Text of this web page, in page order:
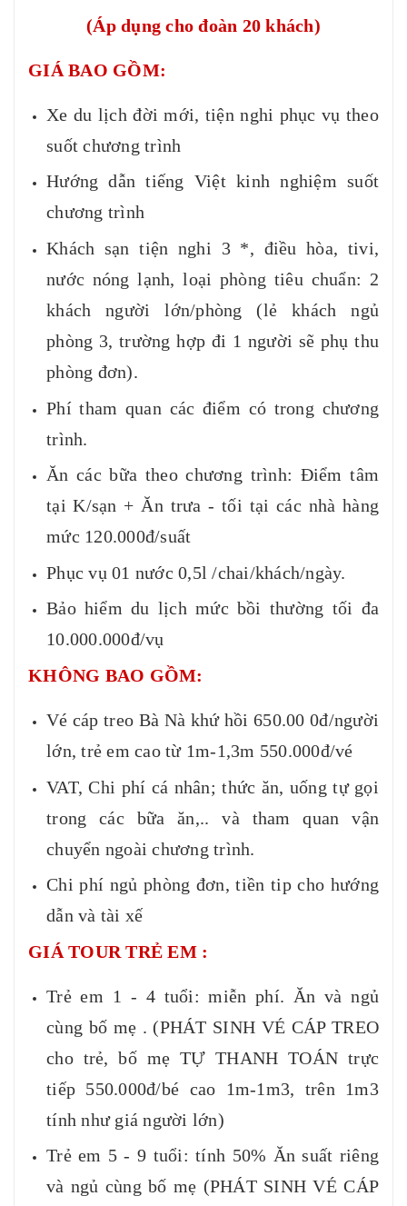
(Áp dụng cho đoàn 20 khách)
GIÁ BAO GỒM:
Xe du lịch đời mới, tiện nghi phục vụ theo
suốt chương trình
Hướng dẫn tiếng Việt kinh nghiệm suốt
chương trình
Khách sạn tiện nghi 3 *, điều hòa, tivi,
nước nóng lạnh, loại phòng tiêu chuẩn: 2
khách người lớn/phòng (lẻ khách ngủ
phòng 3, trường hợp đi 1 người sẽ phụ thu
phòng đơn).
Phí tham quan các điểm có trong chương
trình.
Ăn các bữa theo chương trình: Điểm tâm
tại K/sạn + Ăn trưa - tối tại các nhà hàng
mức 120.000đ/suất
Phục vụ 01 nước 0,5l /chai/khách/ngày.
Bảo hiểm du lịch mức bồi thường tối đa
10.000.000đ/vụ
KHÔNG BAO GỒM:
Vé cáp treo Bà Nà khứ hồi 650.00 0đ/người
lớn, trẻ em cao từ 1m-1,3m 550.000đ/vé
VAT, Chi phí cá nhân; thức ăn, uống tự gọi
trong các bữa ăn,.. và tham quan vận
chuyển ngoài chương trình.
Chi phí ngủ phòng đơn, tiền tip cho hướng
dẫn và tài xế
GIÁ TOUR TRẺ EM :
Trẻ em 1 - 4 tuổi: miễn phí. Ăn và ngủ
cùng bố mẹ . (PHÁT SINH VÉ CÁP TREO
cho trẻ, bố mẹ TỰ THANH TOÁN trực
tiếp 550.000đ/bé cao 1m-1m3, trên 1m3
tính như giá người lớn)
Trẻ em 5 - 9 tuổi: tính 50% Ăn suất riêng
và ngủ cùng bố mẹ (PHÁT SINH VÉ CÁP